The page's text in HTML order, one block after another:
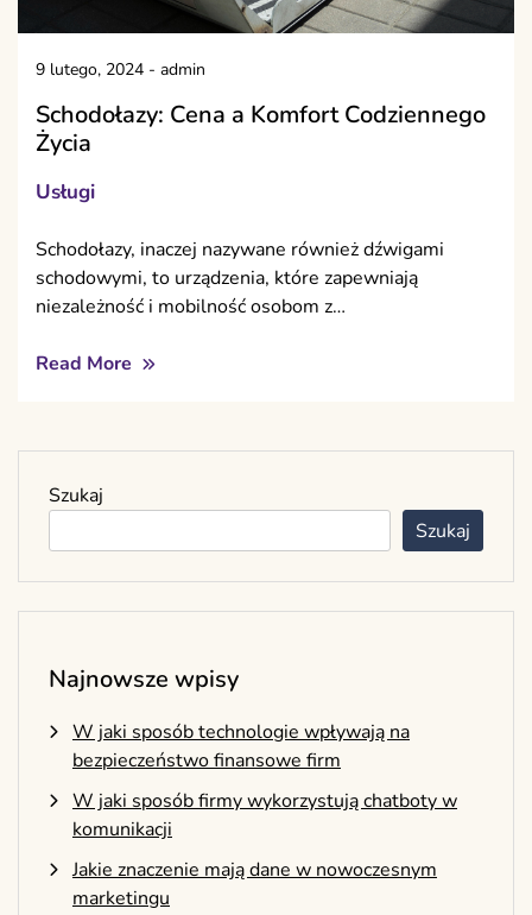
9 lutego, 2024 - admin
Schodołazy: Cena a Komfort Codziennego
Życia
Usługi
Schodołazy, inaczej nazywane również dźwigami
schodowymi, to urządzenia, które zapewniają
niezależność i mobilność osobom z…
Read More
Szukaj
Szukaj
Najnowsze wpisy
W jaki sposób technologie wpływają na
bezpieczeństwo finansowe firm
W jaki sposób firmy wykorzystują chatboty w
komunikacji
Jakie znaczenie mają dane w nowoczesnym
marketingu